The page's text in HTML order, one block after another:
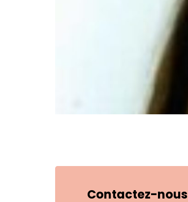
Contactez-nous